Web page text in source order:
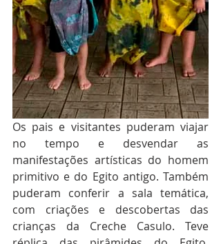
Os pais e visitantes puderam viajar
no tempo e desvendar as
manifestações artísticas do homem
primitivo e do Egito antigo. Também
puderam conferir a sala temática,
com criações e descobertas das
crianças da Creche Casulo. Teve